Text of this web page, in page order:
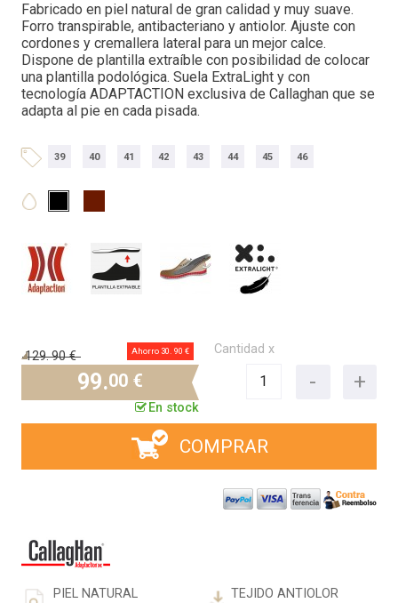
Fabricado en piel natural de gran calidad y muy suave.
Forro transpirable, antibacteriano y antiolor. Ajuste con
cordones y cremallera lateral para un mejor calce.
Dispone de plantilla extraíble con posibilidad de colocar
una plantilla podológica. Suela ExtraLight y con
tecnología ADAPTACTION exclusiva de Callaghan que se
adapta al pie en cada pisada.
39 40 41 42 43 44 45 46
129.90 € Ahorro 30. 90 €
99.00 €
En stock
Cantidad x
COMPRAR
PIEL NATURAL TEJIDO ANTIOLOR